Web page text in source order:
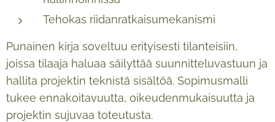
Tehokas riidanratkaisumekanismi
Punainen kirja soveltuu erityisesti tilanteisiin,
joissa tilaaja haluaa säilyttää suunnitteluvastuun ja
hallita projektin teknistä sisältöä. Sopimusmalli
tukee ennakoitavuutta, oikeudenmukaisuutta ja
projektin sujuvaa toteutusta.